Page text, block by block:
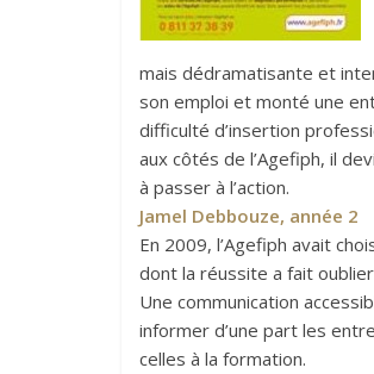
mais dédramatisante et
son emploi et monté une
difficulté d’insertion
aux côtés de l’Agefiph, il
à passer à l’action.
Jamel Debbouze, année 2
En 2009, l’Agefiph avait
dont la réussite a fait
Une communication
informer d’une part les
celles à la formation.